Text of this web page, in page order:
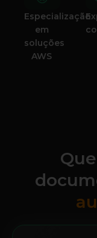
Especialização
em
soluções
AWS